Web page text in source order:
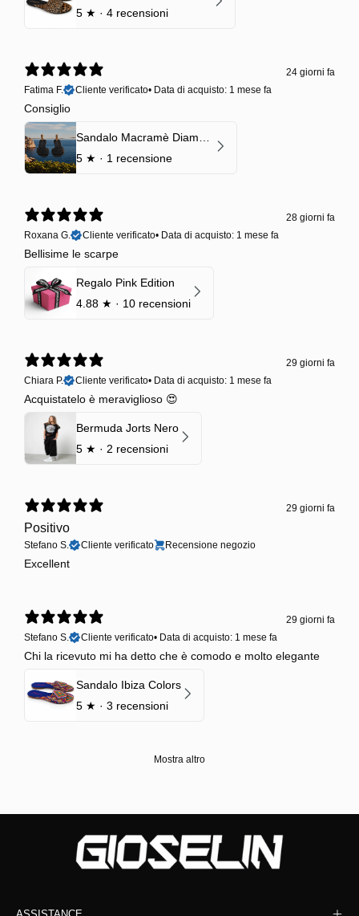
5 ★ · 4 recensioni
24 giorni fa
Fatima F.
Cliente verificato• Data di acquisto: 1 mese fa
Consiglio
Sandalo Macramè Diamond Black Onyx
5 ★ · 1 recensione
28 giorni fa
Roxana G.
Cliente verificato• Data di acquisto: 1 mese fa
Bellisime le scarpe
Regalo Pink Edition
4.88 ★ · 10 recensioni
29 giorni fa
Chiara P.
Cliente verificato• Data di acquisto: 1 mese fa
Acquistatelo è meraviglioso 😍
Bermuda Jorts Nero
5 ★ · 2 recensioni
29 giorni fa
Positivo
Stefano S. Cliente verificato Recensione negozio
Excellent
29 giorni fa
Stefano S.
Cliente verificato• Data di acquisto: 1 mese fa
Chi la ricevuto mi ha detto che è comodo e molto elegante
Sandalo Ibiza Colors
5 ★ · 3 recensioni
Mostra altro